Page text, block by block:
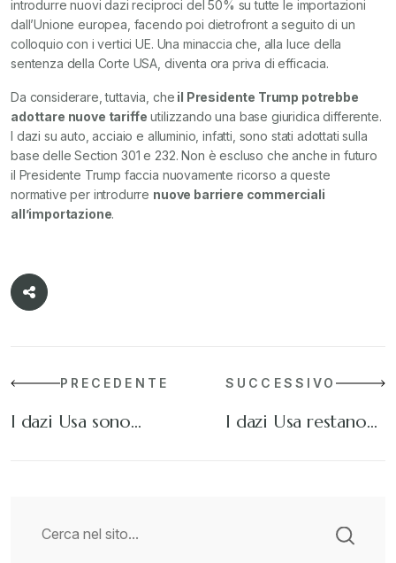
introdurre nuovi dazi reciproci del 50% su tutte le importazioni
dall’Unione europea, facendo poi dietrofront a seguito di un
colloquio con i vertici UE. Una minaccia che, alla luce della
sentenza della Corte USA, diventa ora priva di efficacia.
Da considerare, tuttavia, che il Presidente Trump potrebbe
adottare nuove tariffe utilizzando una base giuridica differente.
I dazi su auto, acciaio e alluminio, infatti, sono stati adottati sulla
base delle Section 301 e 232. Non è escluso che anche in futuro
il Presidente Trump faccia nuovamente ricorso a queste
normative per introdurre nuove barriere commerciali
all’importazione.
PRECEDENTE
I dazi Usa sono…
SUCCESSIVO
I dazi Usa restano…